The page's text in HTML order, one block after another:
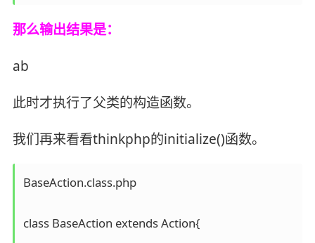
那么输出结果是：
ab
此时才执行了父类的构造函数。
我们再来看看thinkphp的initialize()函数。
BaseAction.class.php
class BaseAction extends Action{